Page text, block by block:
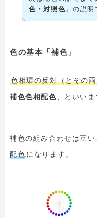
色・対照色 」の説明
色の基本「補色」
色相環の反対（とその
補色色相配色 、といいま
補色の組み合わせは互
配色になります。